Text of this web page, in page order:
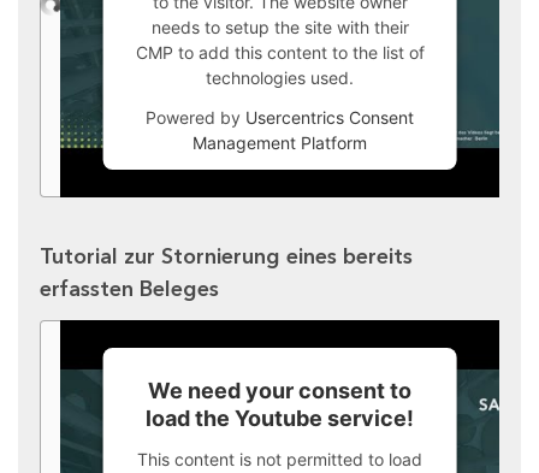
needs to setup the site with their
CMP to add this content to the list of
technologies used.
Powered by Usercentrics Consent
Management Platform
Tutorial zur Stornierung eines bereits
erfassten Beleges
We need your consent to
load the Youtube service!
This content is not permitted to load